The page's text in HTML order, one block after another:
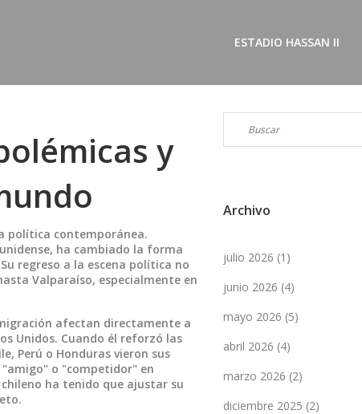
ESTADIO HASSAN II
y
política contemporánea.
, ha cambiado la forma
Su regreso a la escena política no
Valparaíso, especialmente en
afectan directamente a
Unidos. Cuando él reforzó las
Perú o Honduras vieron sus
"amigo" o "competidor" en
ha tenido que ajustar su
Archivo
julio 2026 (1)
junio 2026 (4)
mayo 2026 (5)
abril 2026 (4)
marzo 2026 (2)
diciembre 2025 (2)